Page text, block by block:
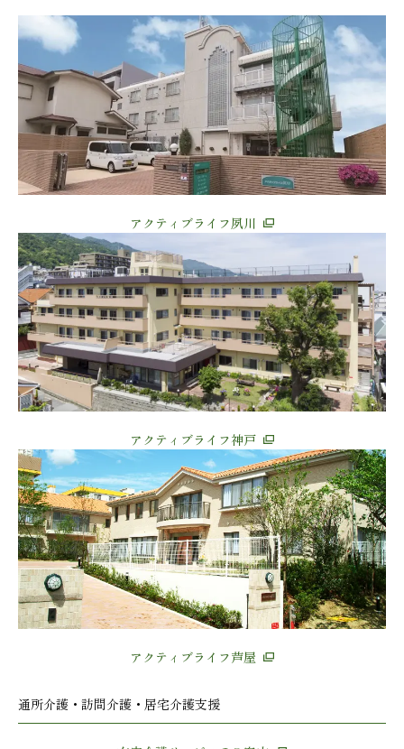
アクティブライフ夙川
アクティブライフ神戸
アクティブライフ芦屋
通所介護・訪問介護・居宅介護支援